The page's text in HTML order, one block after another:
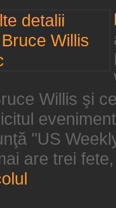
Willis şi
"US
are trei